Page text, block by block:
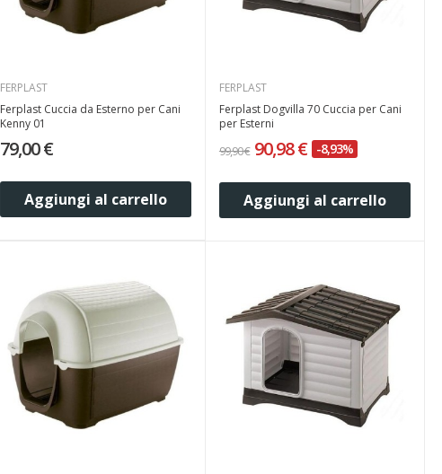
FERPLAST
Ferplast Cuccia da Esterno per Cani
Kenny 01
79,00 €
Aggiungi al carrello
FERPLAST
Ferplast Dogvilla 70 Cuccia per Cani
per Esterni
99,90 € 90,98 € -8,93%
Aggiungi al carrello